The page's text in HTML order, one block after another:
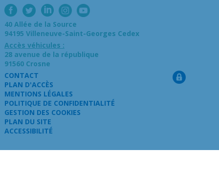
40 Allée de la Source
94195 Villeneuve-Saint-Georges Cedex
Accès véhicules :
28 avenue de la république
91560 Crosne
CONTACT
PLAN D'ACCÈS
MENTIONS LÉGALES
POLITIQUE DE CONFIDENTIALITÉ
GESTION DES COOKIES
PLAN DU SITE
ACCESSIBILITÉ